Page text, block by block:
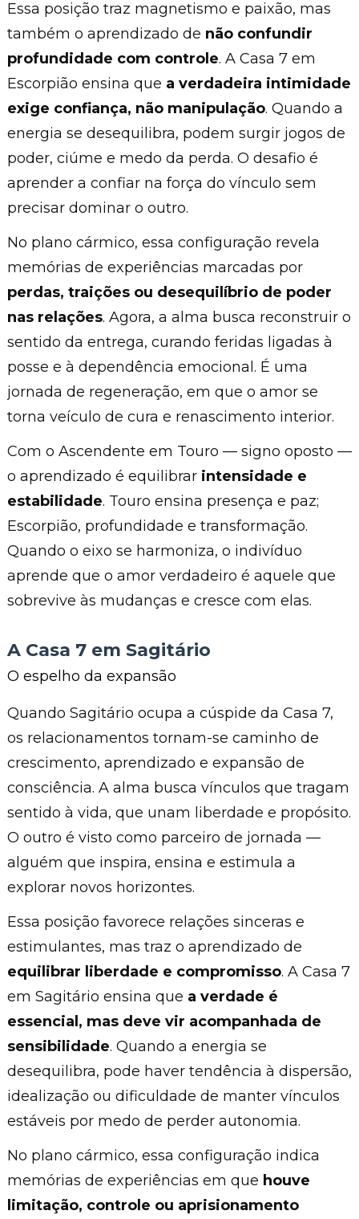
Essa posição traz magnetismo e paixão, mas
também o aprendizado de não confundir
profundidade com controle. A Casa 7 em
Escorpião ensina que a verdadeira intimidade
exige confiança, não manipulação. Quando a
energia se desequilibra, podem surgir jogos de
poder, ciúme e medo da perda. O desafio é
aprender a confiar na força do vínculo sem
precisar dominar o outro.
No plano cármico, essa configuração revela
memórias de experiências marcadas por
perdas, traições ou desequilíbrio de poder
nas relações. Agora, a alma busca reconstruir o
sentido da entrega, curando feridas ligadas à
posse e à dependência emocional. É uma
jornada de regeneração, em que o amor se
torna veículo de cura e renascimento interior.
Com o Ascendente em Touro — signo oposto —
o aprendizado é equilibrar intensidade e
estabilidade. Touro ensina presença e paz;
Escorpião, profundidade e transformação.
Quando o eixo se harmoniza, o indivíduo
aprende que o amor verdadeiro é aquele que
sobrevive às mudanças e cresce com elas.
A Casa 7 em Sagitário
O espelho da expansão
Quando Sagitário ocupa a cúspide da Casa 7,
os relacionamentos tornam-se caminho de
crescimento, aprendizado e expansão de
consciência. A alma busca vínculos que tragam
sentido à vida, que unam liberdade e propósito.
O outro é visto como parceiro de jornada —
alguém que inspira, ensina e estimula a
explorar novos horizontes.
Essa posição favorece relações sinceras e
estimulantes, mas traz o aprendizado de
equilibrar liberdade e compromisso. A Casa 7
em Sagitário ensina que a verdade é
essencial, mas deve vir acompanhada de
sensibilidade. Quando a energia se
desequilibra, pode haver tendência à dispersão,
idealização ou dificuldade de manter vínculos
estáveis por medo de perder autonomia.
No plano cármico, essa configuração indica
memórias de experiências em que houve
limitação, controle ou aprisionamento